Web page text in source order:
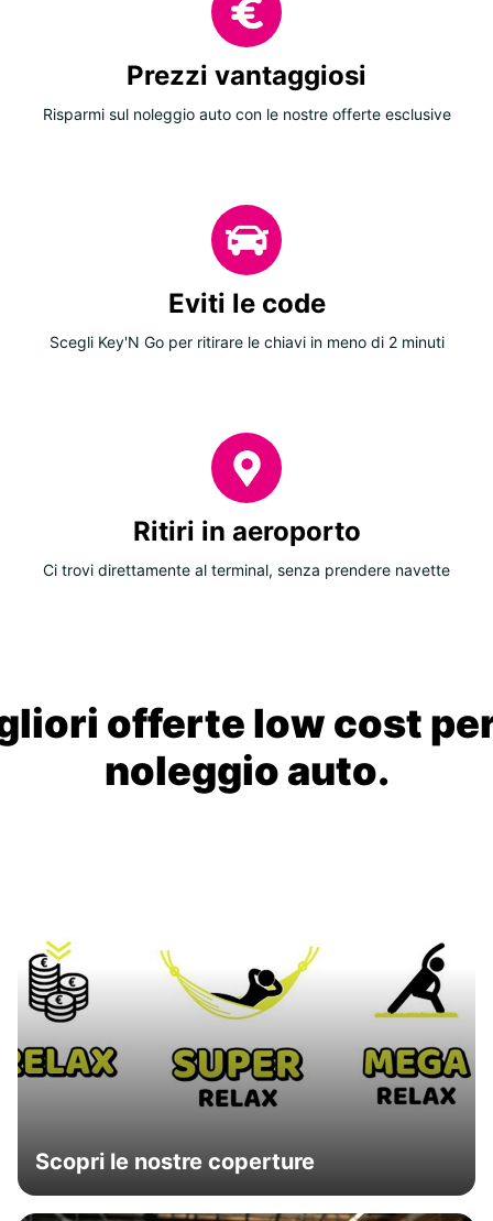
Prezzi vantaggiosi
Risparmi sul noleggio auto con le nostre offerte esclusive
Eviti le code
Scegli Key'N Go per ritirare le chiavi in meno di 2 minuti
Ritiri in aeroporto
Ci trovi direttamente al terminal, senza prendere navette
offerte low cost
noleggio auto.
Scopri le nostre coperture